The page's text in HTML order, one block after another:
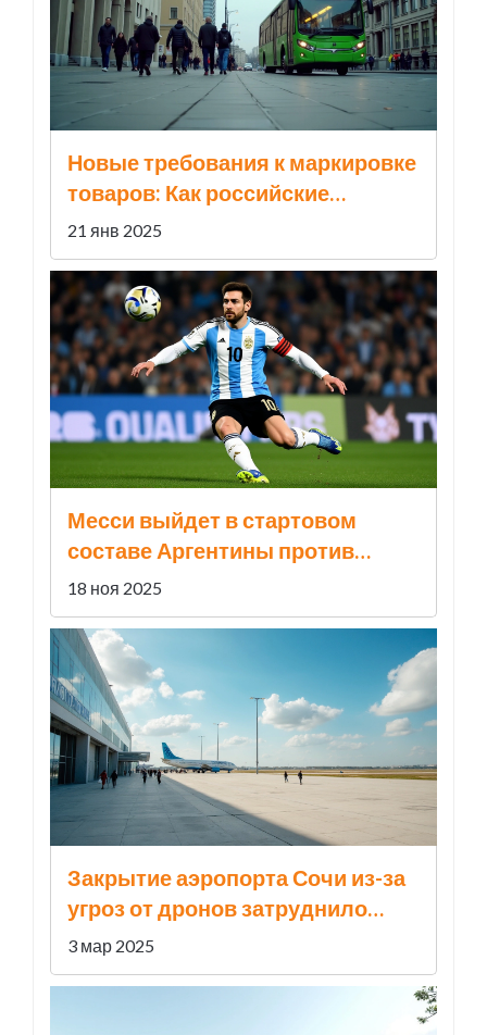
Новые требования к маркировке
товаров: Как российские
ритейлеры столкнулись с
проблемами
21 янв 2025
Месси выйдет в стартовом
составе Аргентины против
Анголы — первый матч после
чемпионата мира
18 ноя 2025
Закрытие аэропорта Сочи из-за
угроз от дронов затруднило
авиасообщение
3 мар 2025